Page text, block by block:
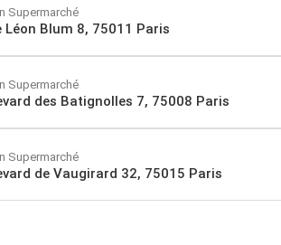
Supermarché
Léon Blum 8, 75011 Paris
Supermarché
des Batignolles 7, 75008 Paris
Supermarché
de Vaugirard 32, 75015 Paris